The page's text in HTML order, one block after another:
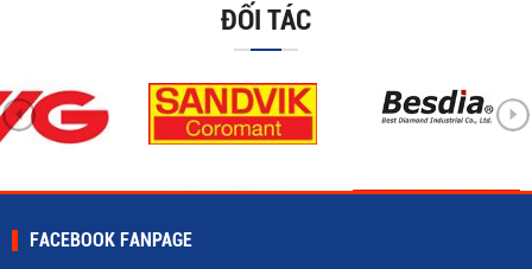
ĐỐI TÁC
FACEBOOK FANPAGE